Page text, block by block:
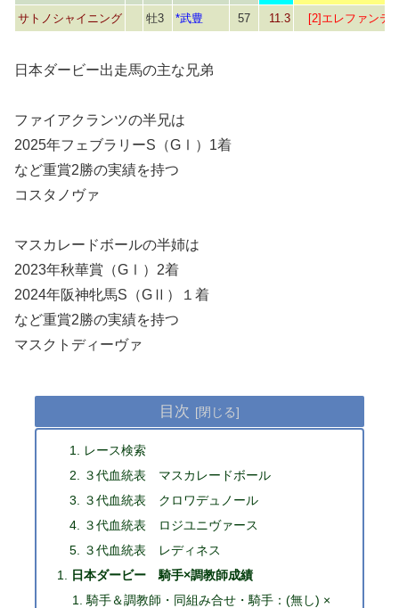
サトノシャイニング
牡3 *武豊 57 11.3 [2]エレファンテ
日本ダービー出走馬の主な兄弟
ファイアクランツの半兄は
2025年フェブラリーS（GⅠ）1着
など重賞2勝の実績を持つ
コスタノヴァ
マスカレードボールの半姉は
2023年秋華賞（GⅠ）2着
2024年阪神牝馬S（GⅡ）１着
など重賞2勝の実績を持つ
マスクトディーヴァ
目次
レース検索
３代血統表 マスカレードボール
３代血統表 クロワデュノール
３代血統表 ロジユニヴァース
３代血統表 レディネス
日本ダービー 騎手×調教師成績
騎手＆調教師・同組み合せ・騎手：(無し) ×